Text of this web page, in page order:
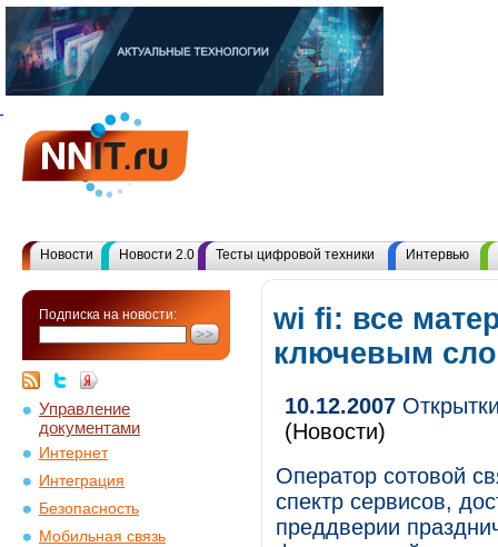
Новости Новости 2.0 Тесты цифровой техники Интервью
Подписка на новости:
Управление
документами
Интернет
Интеграция
Безопасность
Мобильная связь
wi fi: все
ключевым
10.12.2007
(Новости)
Оператор сотовой
спектр сервисов,
преддверии